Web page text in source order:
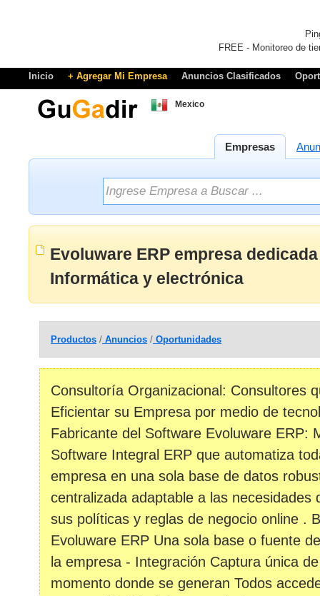
FREE - Monitoreo de
Inicio + Agregar Mi Empresa Anuncios Clasificados
Mexico
Empresas
Evoluware ERP empresa
Informática y electrónica
Productos / Anuncios / Oportunidades
Consultoría Organizacional: Consultores
Eficientar su Empresa por medio de
Fabricante del Software Evoluware ERP:
Software Integral ERP que automatiza
empresa en una sola base de datos
centralizada adaptable a las necesidades
sus políticas y reglas de negocio online .
Evoluware ERP Una sola base o fuente
la empresa - Integración Captura única
momento donde se generan Todos